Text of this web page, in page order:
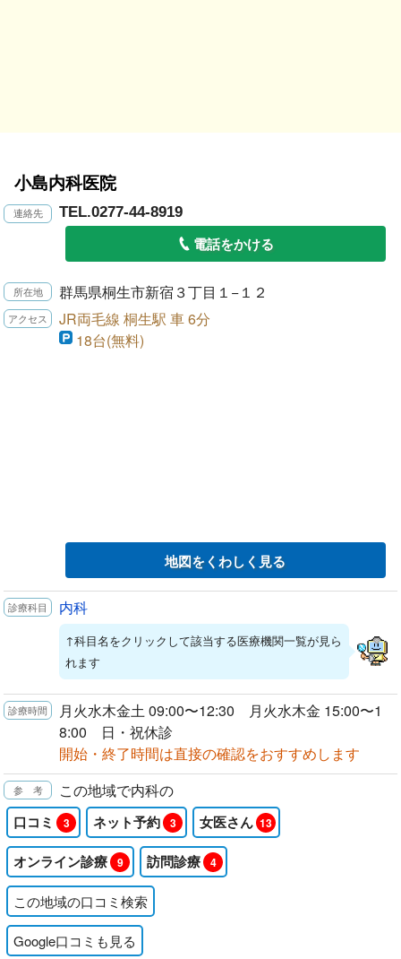
小島内科医院
TEL.0277-44-8919
電話をかける
群馬県桐生市新宿３丁目１−１２
JR両毛線 桐生駅 車 6分
18台(無料)
地図をくわしく見る
内科
↑科目名をクリックして該当する医療機関一覧が見ら
れます
月火水木金土 09:00〜12:30 月火水木金 15:00〜1
8:00 日・祝休診
開始・終了時間は直接の確認をおすすめします
この地域で内科の
口コミ 3 ネット予約 3 女医さん 13
オンライン診療 9 訪問診療 4
この地域の口コミ検索
Google口コミも見る